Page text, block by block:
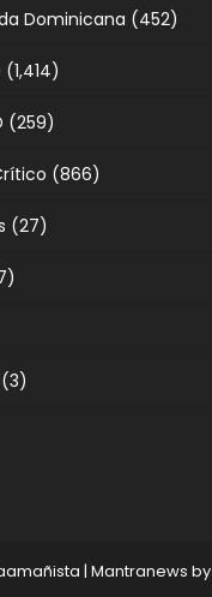
Dominicana (452)
(1,414)
(259)
(866)
(27)
(3)
| Mantranews by